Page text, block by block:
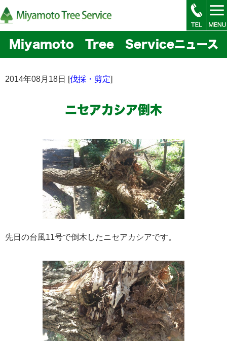
Miyamoto Tree Serviceニュース
2014年08月18日 [伐採・剪定]
ニセアカシア倒木
先日の台風11号で倒木したニセアカシアです。